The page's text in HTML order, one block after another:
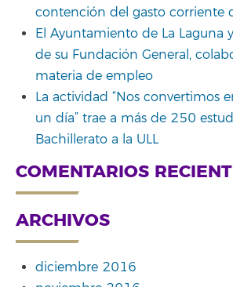
contención del gasto corriente
El Ayuntamiento de La Laguna
de su Fundación General,
materia de empleo
La actividad “Nos convertimos
un día” trae a más de 250
Bachillerato a la ULL
COMENTARIOS
ARCHIVOS
diciembre 2016